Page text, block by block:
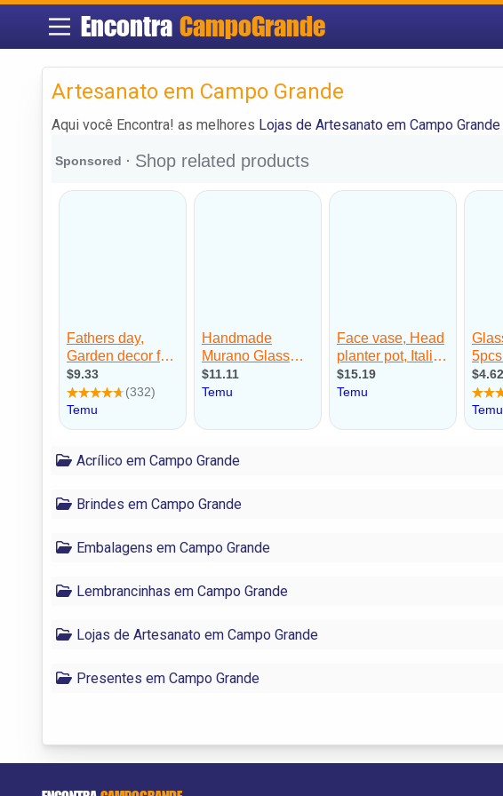
Encontra CampoGrande
Artesanato em Campo Grande
Aqui você Encontra! as melhores Lojas de Artesanato em Campo Grande
Acrílico em Campo Grande
Brindes em Campo Grande
Embalagens em Campo Grande
Lembrancinhas em Campo Grande
Lojas de Artesanato em Campo Grande
Presentes em Campo Grande